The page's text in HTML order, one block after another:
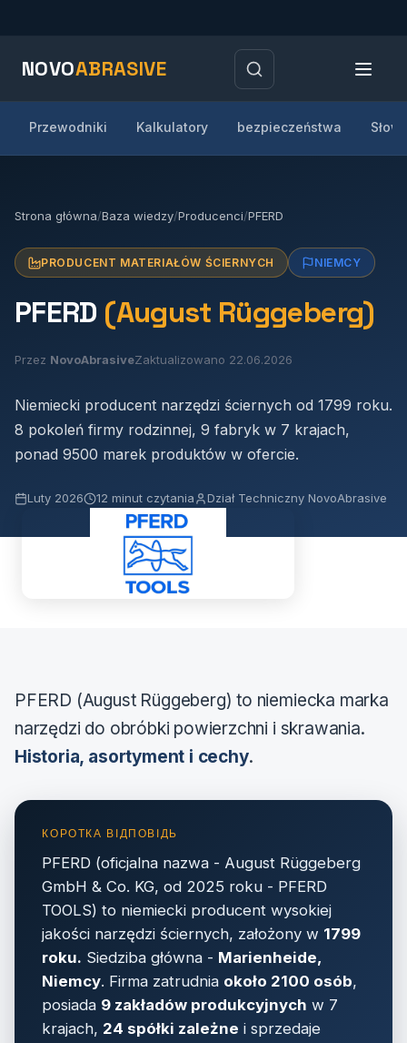
NOVOABRASIVE
Przewodniki Kalkulatory bezpieczeństwa
Strona główna/Baza wiedzy/Producenci/PFERD
PRODUCENT MATERIAŁÓW ŚCIERNYCH NIEMCY
PFERD (August Rüggeberg)
Przez NovoAbrasiveZaktualizowano 22.06.2026
Niemiecki producent narzędzi ściernych od 1799 roku.
8 pokoleń firmy rodzinnej, 9 fabryk w 7 krajach,
ponad 9500 marek produktów w ofercie.
Luty 2026 12 minut czytania Dział Techniczny NovoAbrasive
PFERD (August Rüggeberg) to niemiecka marka
narzędzi do obróbki powierzchni i skrawania.
Historia, asortyment i cechy.
PFERD (oficjalna nazwa - August Rüggeberg
GmbH & Co. KG, od 2025 roku - PFERD
TOOLS) to niemiecki producent wysokiej
jakości narzędzi ściernych, założony w 1799
roku. Siedziba główna - Marienheide,
Niemcy. Firma zatrudnia około 2100 osób,
posiada 9 zakładów produkcyjnych w 7
krajach, 24 spółki zależne i sprzedaje